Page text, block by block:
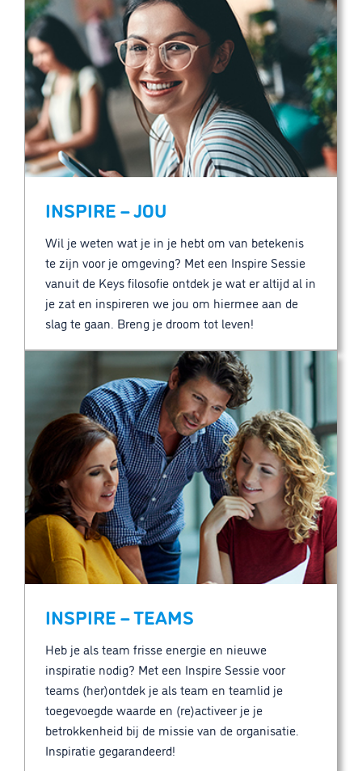
INSPIRE – JOU
Wil je weten wat je in je hebt om van betekenis
te zijn voor je omgeving? Met een Inspire Sessie
vanuit de Keys filosofie ontdek je wat er altijd al in
je zat en inspireren we jou om hiermee aan de
slag te gaan. Breng je droom tot leven!
INSPIRE – TEAMS
Heb je als team frisse energie en nieuwe
inspiratie nodig? Met een Inspire Sessie voor
teams (her)ontdek je als team en teamlid je
toegevoegde waarde en (re)activeer je je
betrokkenheid bij de missie van de organisatie.
Inspiratie gegarandeerd!